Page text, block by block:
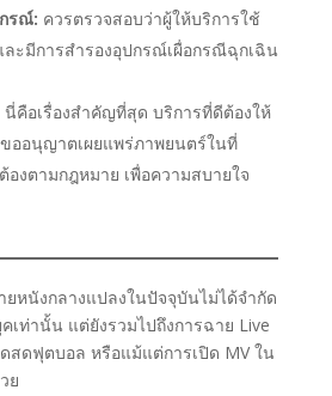
รณ์: ควรตรวจสอบว่าผู้ให้บริการใช้
ละมีการสำรองอุปกรณ์เผื่อกรณีฉุกเฉิน
นี่คือเรื่องสำคัญที่สุด บริการที่ดีต้องให้
ขออนุญาตเผยแพร่ภาพยนตร์ในที่
งตามกฎหมาย เพื่อความสบายใจ
ยหนังกลางแปลงในปัจจุบันไม่ได้จำกัด
เท่านั้น แต่ยังรวมไปถึงการฉาย Live
สดฟุตบอล หรือแม้แต่การเปิด MV ใน
ย